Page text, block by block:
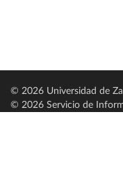
© 2026 Universidad de
© 2026 Servicio de